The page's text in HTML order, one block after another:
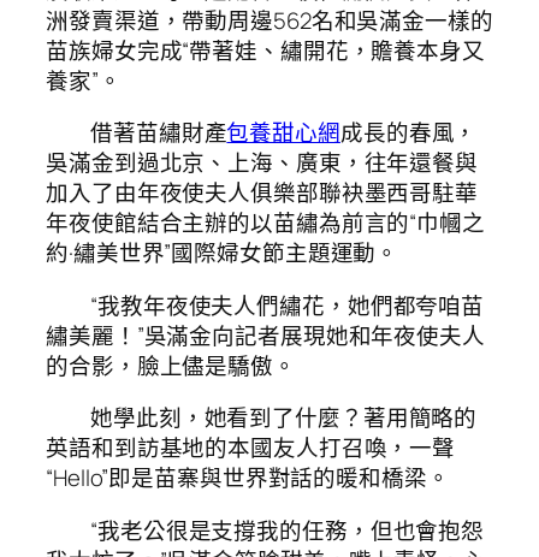
洲發賣渠道，帶動周邊562名和吳滿金一樣的
苗族婦女完成“帶著娃、繡開花，贍養本身又
養家”。
借著苗繡財產包養甜心網成長的春風，
吳滿金到過北京、上海、廣東，往年還餐與
加入了由年夜使夫人俱樂部聯袂墨西哥駐華
年夜使館結合主辦的以苗繡為前言的“巾幗之
約·繡美世界”國際婦女節主題運動。
“我教年夜使夫人們繡花，她們都夸咱苗
繡美麗！”吳滿金向記者展現她和年夜使夫人
的合影，臉上儘是驕傲。
她學此刻，她看到了什麼？著用簡略的
英語和到訪基地的本國友人打召喚，一聲
“Hello”即是苗寨與世界對話的暖和橋梁。
“我老公很是支撐我的任務，但也會抱怨